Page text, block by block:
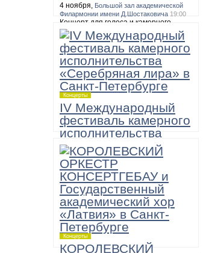
4 ноября, Большой зал академической
Филармонии имени Д.Шостаковича 19:00
Концерт для голоса и камерного
оркестра
Концерты
IV Международный
фестиваль камерного
исполнительства
«Серебряная лира»
6 ноября,Большой зал академической
Филармонии имени Д.Шостаковича
«А теперь — Моцарт!» Музыкально-
комедийное шоу
Концерты
КОРОЛЕВСКИЙ